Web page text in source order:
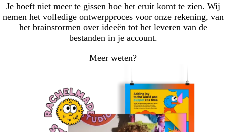
Je hoeft niet meer te gissen hoe het eruit komt te zien. Wij
nemen het volledige ontwerpproces voor onze rekening, van
het brainstormen over ideeën tot het leveren van de
bestanden in je account.
Meer weten?